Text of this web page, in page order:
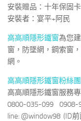
安裝贈品：十年保固
安裝者：宴平+阿民
高高順隱形鐵窗為您
窗，防墜網，鋼索窗，
網。
高高順隱形鐵窗粉絲團
高高順隱形鐵窗服務
0800-035-099 0908-
line: @window98 (ID